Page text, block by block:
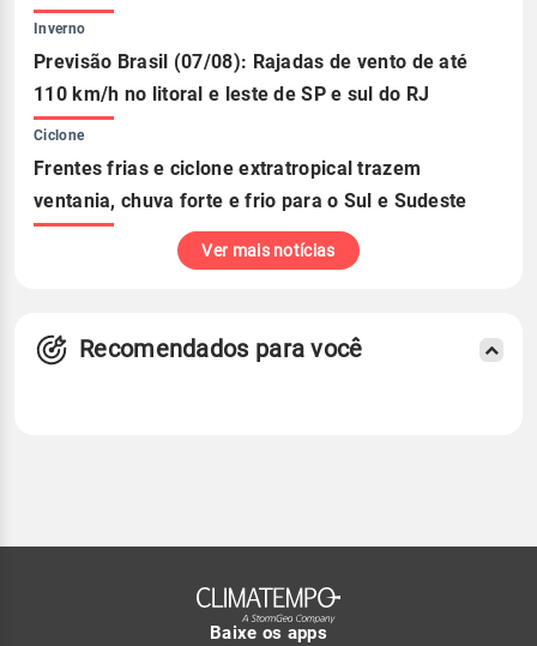
Inverno
Previsão Brasil (07/08): Rajadas de vento de até
110 km/h no litoral e leste de SP e sul do RJ
Ciclone
Frentes frias e ciclone extratropical trazem
ventania, chuva forte e frio para o Sul e Sudeste
Ver mais notícias
Recomendados para você
Baixe os apps